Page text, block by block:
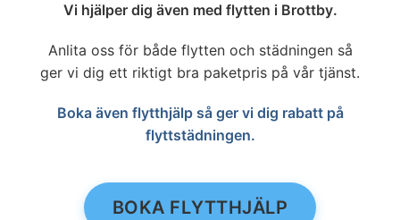
Vi hjälper dig även med flytten i Brottby.
Anlita oss för både flytten och städningen så
ger vi dig ett riktigt bra paketpris på vår tjänst.
Boka även flytthjälp så ger vi dig rabatt på
flyttstädningen.
BOKA FLYTTHJÄLP